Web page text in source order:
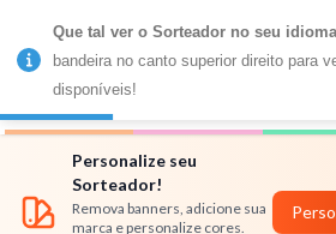
Números
Personalize seu
Sorteador!
Remova banners, adicione sua
marca e personalize cores.
Que tal ver o Sorteador no seu
bandeira no canto superior direito para
disponíveis!